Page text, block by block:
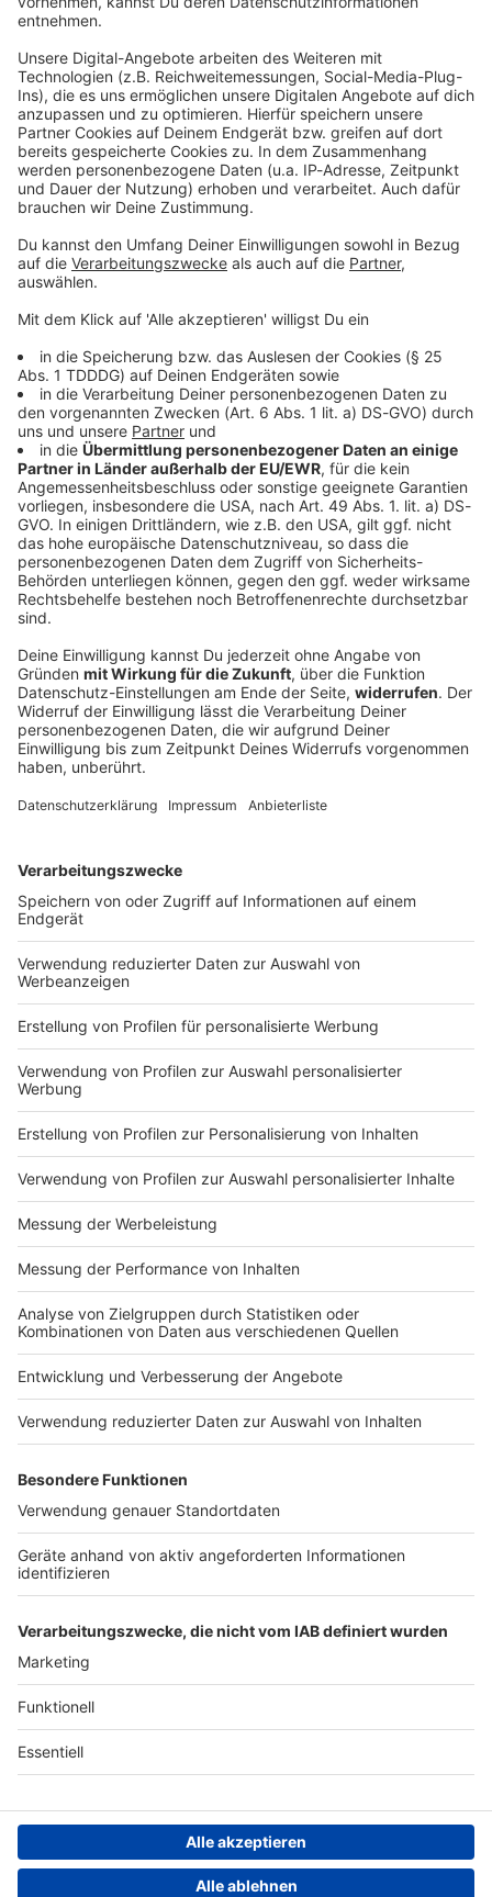
Du möchtest uns etwas sagen?
Studio Hotline
Kontaktformular
Sprachnachricht
© dpa-infocom, dpa:260509-930-58500/2
Bayern
Ein Toter und sechs Verletzte bei Unfall mit
Transporter
Ein Kleintransporter kommt von der Straße ab und
überschlägt sich. Einer der sieben Insassen stirbt,
DEINE GEMERKTEN ARTIKEL
Du hast dir noch keine Artikel gemerkt
Markiere sie hierfür mit einem
Impressum
Nutzungsbedingungen
Jobs
Presse
Werben
Archiv
ANTENNE BAYERN GROUP
Stiftung ANTENNE BAYERN
hilft
Teilnahmebedingungen
Grounding Page ANTENNE
BAYERN
Kontakt
Studio-Hotline
Verkehrs-Hotline
Datenschutz­erklärung
einstellungen
Persönliche Datenkontrolle
Newsletter